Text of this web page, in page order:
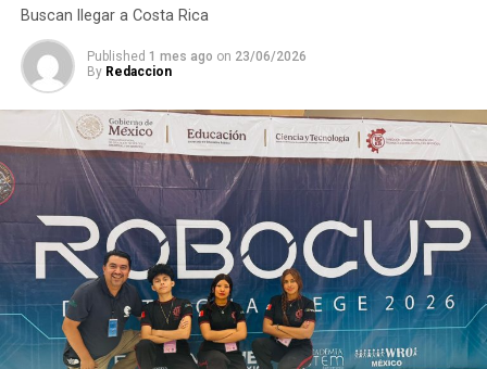
Buscan llegar a Costa Rica
Published 1 mes ago on 23/06/2026
By Redaccion